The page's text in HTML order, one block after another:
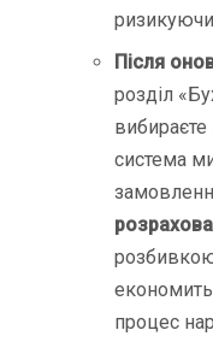
Після
розділ
вибираєте
система
процес